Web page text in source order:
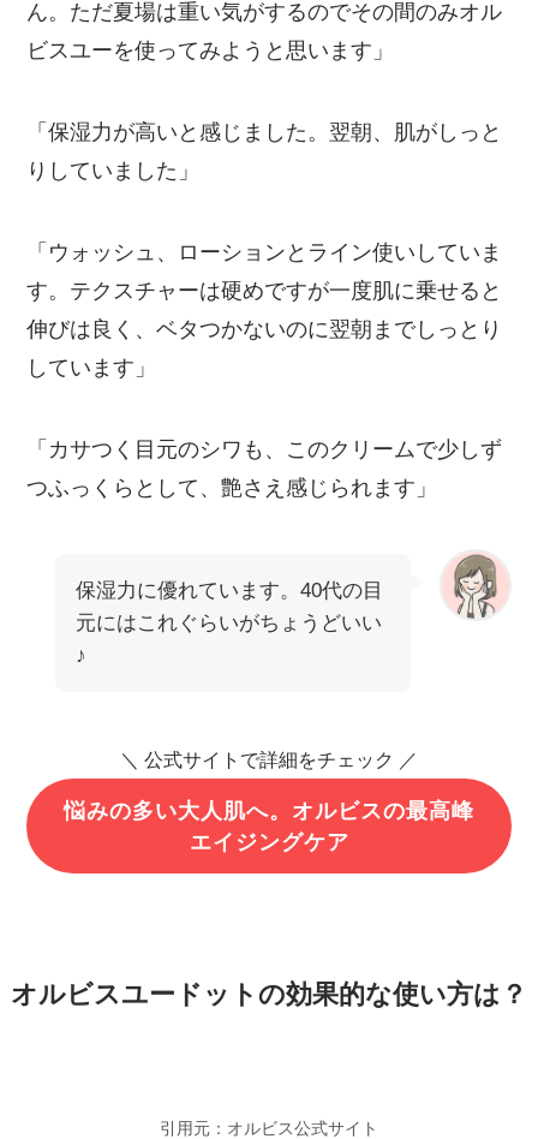
ん。ただ夏場は重い気がするのでその間のみオル
ビスユーを使ってみようと思います」
「保湿力が高いと感じました。翌朝、肌がしっと
りしていました」
「ウォッシュ、ローションとライン使いしていま
す。テクスチャーは硬めですが一度肌に乗せると
伸びは良く、ベタつかないのに翌朝までしっとり
しています」
「カサつく目元のシワも、このクリームで少しず
つふっくらとして、艶さえ感じられます」
保湿力に優れています。40代の目
元にはこれぐらいがちょうどいい
♪
＼ 公式サイトで詳細をチェック ／
悩みの多い大人肌へ。オルビスの最高峰
エイジングケア
オルビスユードットの効果的な使い方は？
引用元：オルビス公式サイト